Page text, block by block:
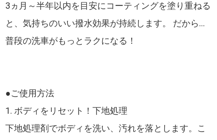
3ヵ月～半年以内を目安にコーティングを塗り重ねる
と、気持ちのいい撥水効果が持続します。 だから...
普段の洗車がもっとラクになる！
●ご使用方法
1. ボディをリセット！下地処理
下地処理剤でボディを洗い、汚れを落とします。こ